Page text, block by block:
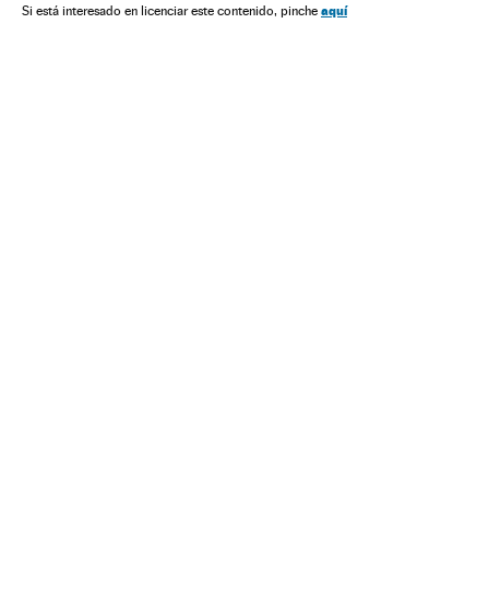
Si está interesado en licenciar este contenido, pinche aquí